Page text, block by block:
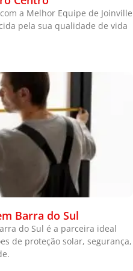
a Melhor Equipe de Joinville
pela sua qualidade de vida
Barra do Sul
do Sul é a parceira ideal
de proteção solar, segurança,